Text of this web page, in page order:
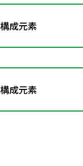
成元素
成元素